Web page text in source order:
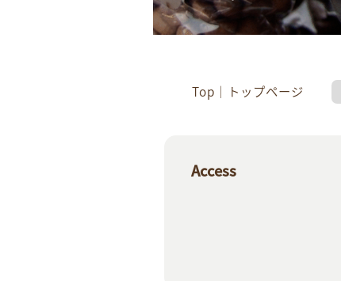
Top｜トップページ
Access